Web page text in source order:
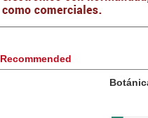
Recommended
Botánica Agroalimentaria